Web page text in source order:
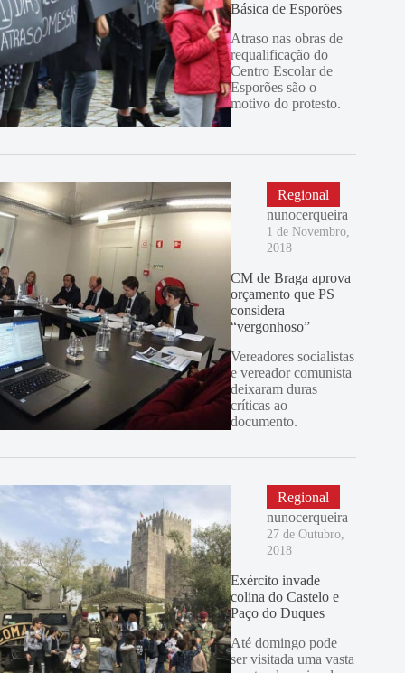
Básica de Esporões
Atraso nas obras de
requalificação do
Centro Escolar de
Esporões são o
motivo do protesto.
Regional
nunocerqueira
1 de Novembro,
2018
CM de Braga aprova
orçamento que PS
considera
“vergonhoso”
Vereadores socialistas
e vereador comunista
deixaram duras
críticas ao
documento.
Regional
nunocerqueira
27 de Outubro,
2018
Exército invade
colina do Castelo e
Paço do Duques
Até domingo pode
ser visitada uma vasta